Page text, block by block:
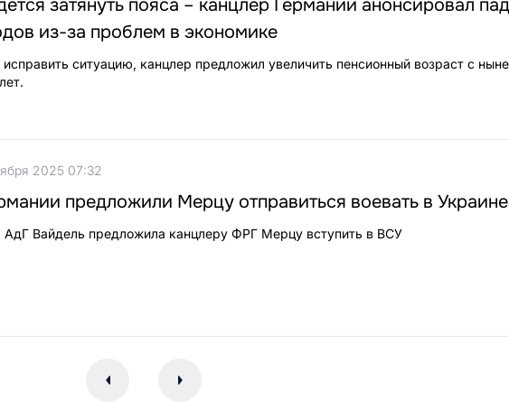
затянуть пояса – канцлер Германии анонсировал
из-за проблем в экономике
ситуацию, канцлер предложил увеличить пенсионный возраст с
2025 07:32
предложили Мерцу отправиться воевать в Украине
АдГ Вайдель предложила канцлеру ФРГ Мерцу вступить в ВСУ